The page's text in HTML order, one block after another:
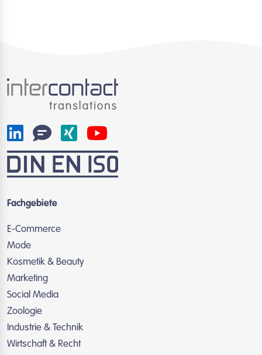
Fachgebiete
E-Commerce
Mode
Kosmetik & Beauty
Marketing
Social Media
Zoologie
Industrie & Technik
Wirtschaft & Recht